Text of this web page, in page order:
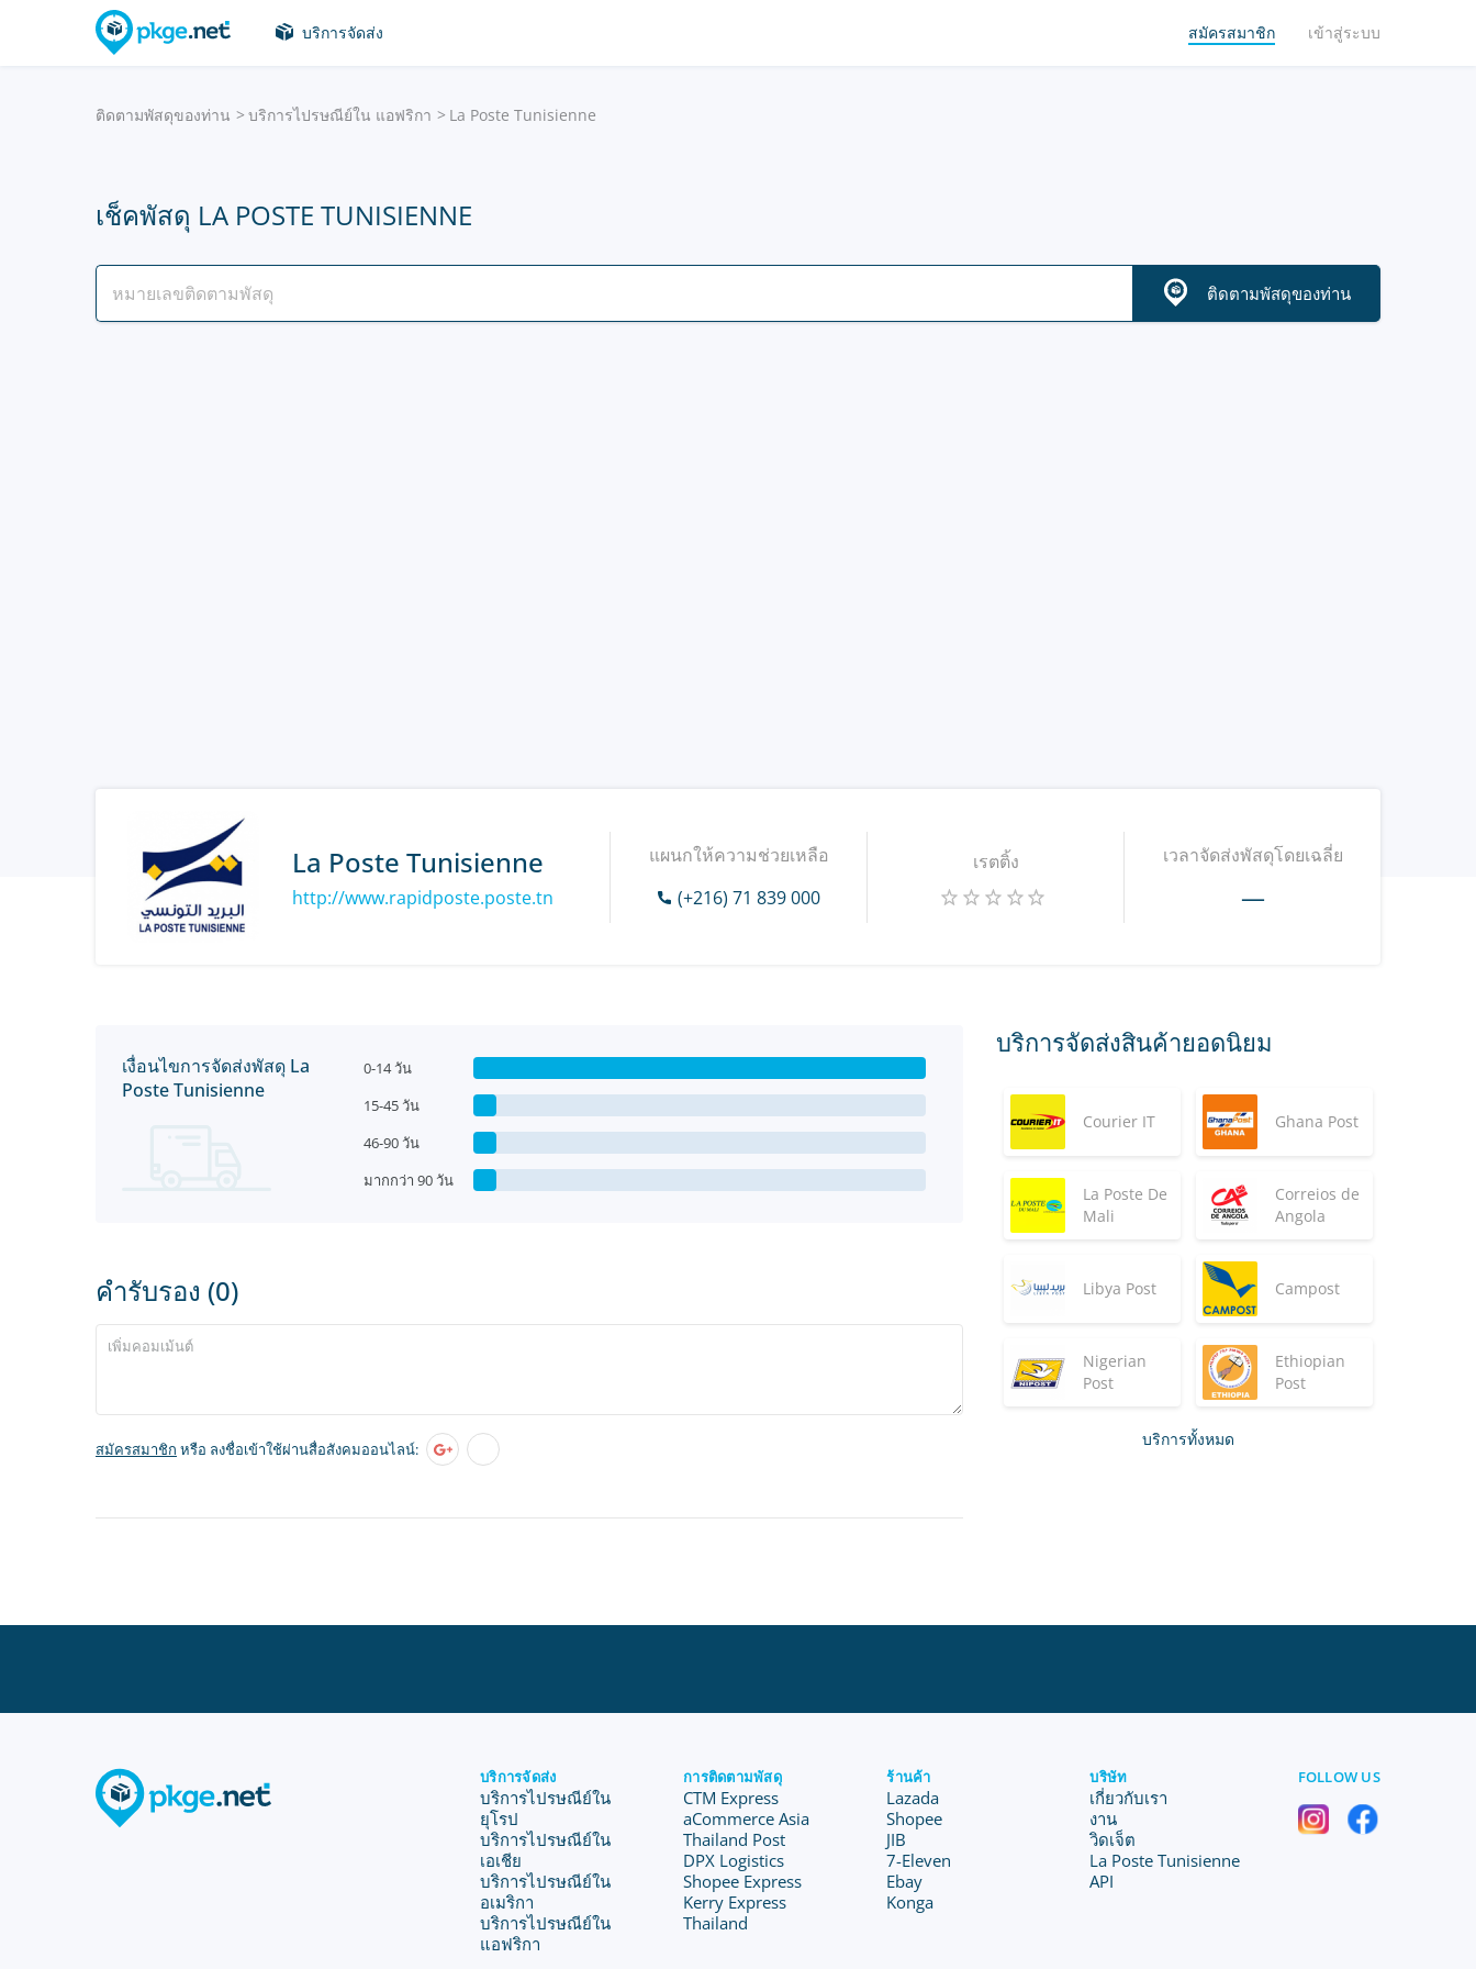
บริการจัดส่ง สมัครสมาชิก เข้าสู่ระบบ
ติดตามพัสดุของท่าน บริการไปรษณีย์ใน แอฟริกา La Poste Tunisienne
เช็คพัสดุ LA POSTE TUNISIENNE
ติดตามพัสดุของท่าน
La Poste Tunisienne
http://www.rapidposte.poste.tn
แผนกให้ความช่วยเหลือ
(+216) 71 839 000
เรตติ้ง เวลาจัดส่งพัสดุโดยเฉลี่ย
—
เงื่อนไขการจัดส่งพัสดุ La
Poste Tunisienne
0-14 วัน
15-45 วัน
46-90 วัน
มากกว่า 90 วัน
คำรับรอง (0)
สมัครสมาชิก หรือ ลงชื่อเข้าใช้ผ่านสื่อสังคมออนไลน์:
บริการจัดส่งสินค้ายอดนิยม
Courier IT Ghana Post
La Poste De
Mali
Correios de
Angola
Libya Post Campost
Nigerian
Post
Ethiopian
Post
บริการทั้งหมด
บริการจัดส่ง
บริการไปรษณีย์ใน
ยุโรป
บริการไปรษณีย์ใน
เอเชีย
บริการไปรษณีย์ใน
อเมริกา
บริการไปรษณีย์ใน
แอฟริกา
การติดตามพัสดุ
CTM Express
aCommerce Asia
Thailand Post
DPX Logistics
Shopee Express
Kerry Express
Thailand
ร้านค้า
Lazada
Shopee
JIB
7-Eleven
Ebay
Konga
บริษัท
เกี่ยวกับเรา
งาน
วิดเจ็ต
La Poste Tunisienne
API
FOLLOW US